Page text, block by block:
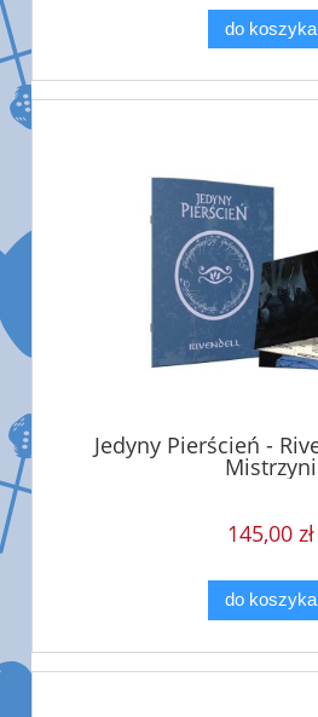
do koszyka
Jedyny Pierścień -
Mistrzyni
145,00 zł
do koszyka